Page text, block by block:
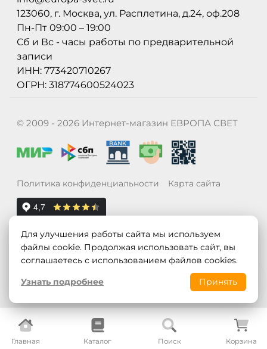
Главная Каталог Поиск Корзина
123060, г. Москва, ул. Расплетина, д.24, оф.208
Пн-Пт 09:00 – 19:00
Сб и Вс - часы работы по предварительной
записи
ИНН: 773420710267
ОГРН: 318774600524023
© 2009 - 2026 Интернет-магазин ЕВРОПА СВЕТ
Политика конфиденциальности Карта сайта
Для улучшения работы сайта мы используем
файлы cookie. Продолжая использовать сайт, вы
соглашаетесь с использованием файлов cookies.
Узнать подробнее
Принять